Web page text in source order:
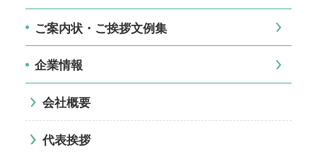
ご案内状・ご挨拶文例集
企業情報
会社概要
代表挨拶